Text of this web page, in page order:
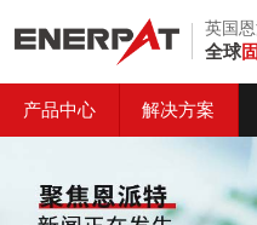
英国
全球
产品中心 解决方案